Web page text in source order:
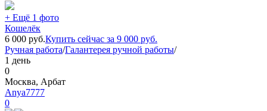
+ Ещё 1 фото
Кошелёк
6 000 руб.Купить сейчас за 9 000 руб.
Ручная работа/Галантерея ручной работы/
1 день
0
Москва, Арбат
Anya7777
0